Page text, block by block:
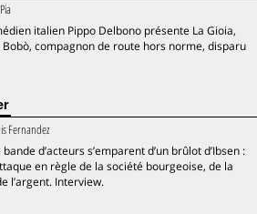
italien Pippo Delbono présente La Gioia,
compagnon de route hors norme, disparu
Fernandez
d’acteurs s’emparent d’un brûlot d’Ibsen :
en règle de la société bourgeoise, de la
l’argent. Interview.